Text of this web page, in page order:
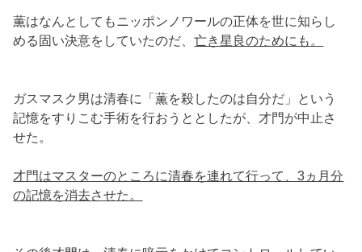
薫はなんとしてもニッポンノワールの正体を世に知らし
める固い決意をしていたのだ、亡き星良のためにも。
ガスマスク男は清春に「薫を殺したのは自分だ」という
記憶をすりこむ手術を行おうととしたが、才門が中止さ
せた。
才門はマスターのところに清春を連れて行って、3ヵ月分
の記憶を消去させた。